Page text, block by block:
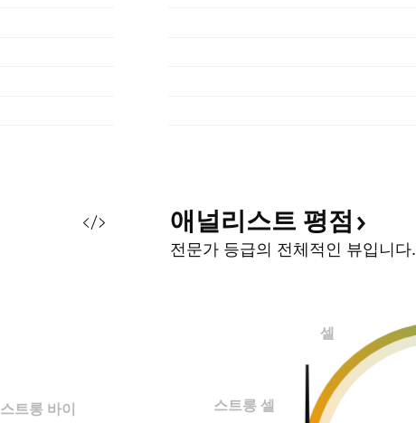
스트롱 바이
애널리스트 평점
전문가 등급의 전체적인 뷰입니다.
셀
스트롱 셀